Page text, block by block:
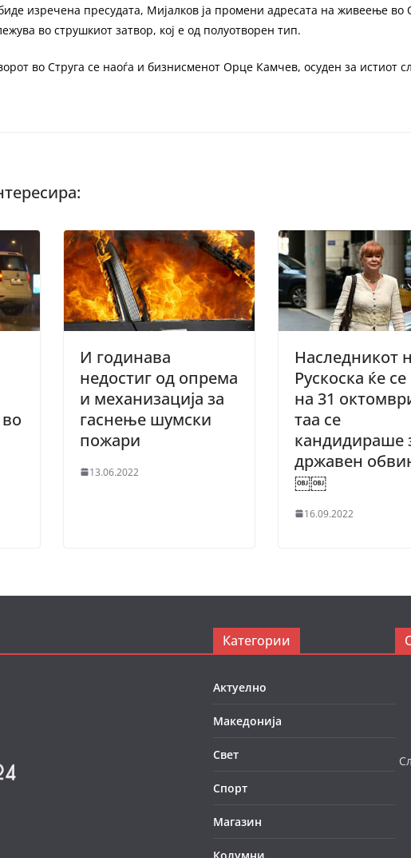
изречена пресудата, Мијалков ја промени адресата на живеење во
во струшкиот затвор, кој е од полуотворен тип.
во Струга се наоѓа и бизнисменот Орце Камчев, осуден за истиот
И годинава
недостиг од опрема
и механизација за
гаснење шумски
пожари
13.06.2022
Наследникот
Рускоска ќе
на 31
таа се
кандидираше
државен
￼￼
16.09.2022
Категории
Актуелно
Македонија
Свет
Спорт
Магазин